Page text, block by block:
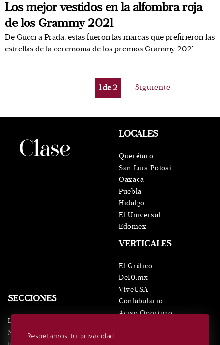
Los mejor vestidos en la alfombra roja
de los Grammy 2021
De Gucci a Prada, estas fueron las marcas que prefirieron las
estrellas de la ceremonia de los premios Grammy 2021
1de2 Siguiente
Respetamos tu privacidad
SECCIONES
Inicio
Noticias
VERTICALES
El Gráfico
De10.mx
ViveUSA
Confabulario
Aviso Oportuno
LOCALES
Querétaro
San Luis Potosí
Oaxaca
Puebla
Hidalgo
El Universal
Edomex